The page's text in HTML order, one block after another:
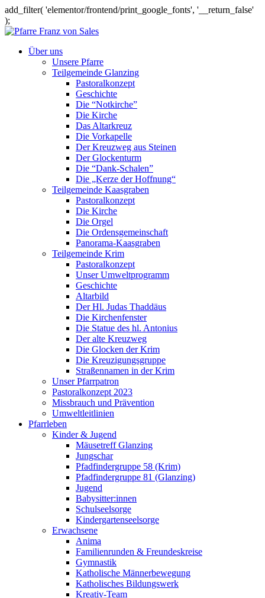
add_filter( 'elementor/frontend/print_google_fonts', '__return_false'
);
Über uns
Unsere Pfarre
Teilgemeinde Glanzing
Pastoralkonzept
Geschichte
Die “Notkirche”
Die Kirche
Das Altarkreuz
Die Vorkapelle
Der Kreuzweg aus Steinen
Der Glockenturm
Die “Dank-Schalen”
Die „Kerze der Hoffnung“
Teilgemeinde Kaasgraben
Pastoralkonzept
Die Kirche
Die Orgel
Die Ordensgemeinschaft
Panorama-Kaasgraben
Teilgemeinde Krim
Pastoralkonzept
Unser Umweltprogramm
Geschichte
Altarbild
Der Hl. Judas Thaddäus
Die Kirchenfenster
Die Statue des hl. Antonius
Der alte Kreuzweg
Die Glocken der Krim
Die Kreuzigungsgruppe
Straßennamen in der Krim
Unser Pfarrpatron
Pastoralkonzept 2023
Missbrauch und Prävention
Umweltleitlinien
Pfarrleben
Kinder & Jugend
Mäusetreff Glanzing
Jungschar
Pfadfindergruppe 58 (Krim)
Pfadfindergruppe 81 (Glanzing)
Jugend
Babysitter:innen
Schulseelsorge
Kindergartenseelsorge
Erwachsene
Anima
Familienrunden & Freundeskreise
Gymnastik
Katholische Männerbewegung
Katholisches Bildungswerk
Kreativ-Team